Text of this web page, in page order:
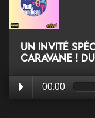
Un invité
caravane ! du
00:00